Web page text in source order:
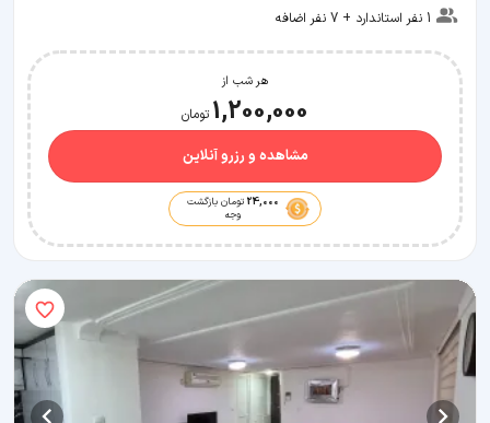
1 نفر استاندارد + 7 نفر اضافه
هر شب از
1,200,000 تومان
مشاهده و رزرو آنلاین
24,000 تومان بازگشت
وجه